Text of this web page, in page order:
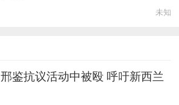
未知
邢鉴抗议活动中被殴 呼吁新西兰